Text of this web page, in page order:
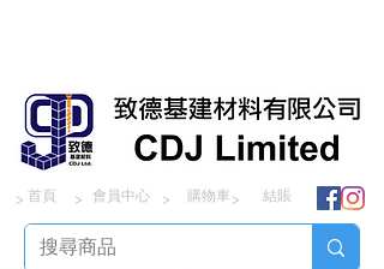
> > > >
首頁 會員中心 購物車 結賬